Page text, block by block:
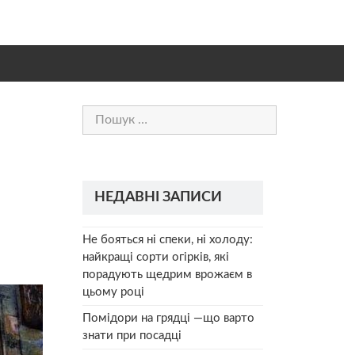
Пошук:
НЕДАВНІ ЗАПИСИ
Не бояться ні спеки, ні холоду:
найкращі сорти огірків, які
порадують щедрим врожаєм в
цьому році
Помідори на грядці —що варто
знати при посадці